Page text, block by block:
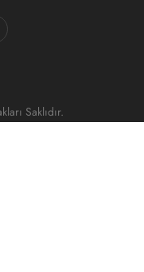
Saklıdır.